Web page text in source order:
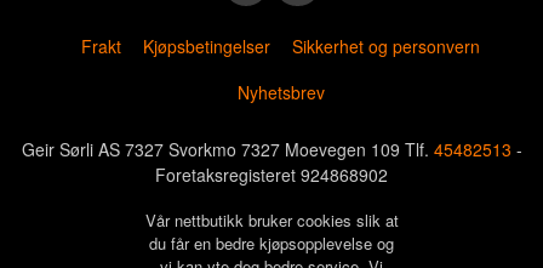
Frakt Kjøpsbetingelser
Sikkerhet og personvern
Nyhetsbrev
Geir Sørli AS 7327 Svorkmo 7327 Moevegen 109 Tlf. 45482513 -
Foretaksregisteret 924868902
Vår nettbutikk bruker cookies slik at
du får en bedre kjøpsopplevelse og